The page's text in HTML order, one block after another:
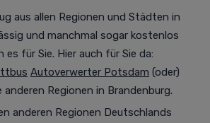
aus allen Regionen und Städten in
und manchmal sogar kostenlos
für Sie. Hier auch für Sie da:
Autoverwerter Potsdam (oder)
anderen Regionen in Brandenburg.
anderen Regionen Deutschlands